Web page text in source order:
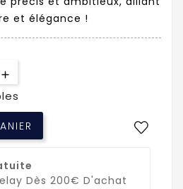
et élégance !
Dès 200€ D'achat